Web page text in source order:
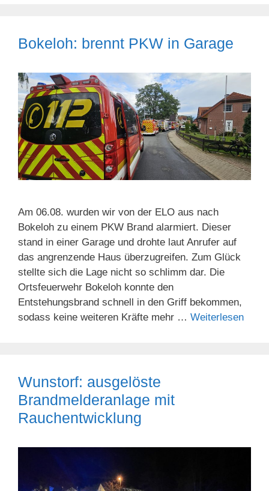
Bokeloh: brennt PKW in Garage
Am 06.08. wurden wir von der ELO aus nach
Bokeloh zu einem PKW Brand alarmiert. Dieser
stand in einer Garage und drohte laut Anrufer auf
das angrenzende Haus überzugreifen. Zum Glück
stellte sich die Lage nicht so schlimm dar. Die
Ortsfeuerwehr Bokeloh konnte den
Entstehungsbrand schnell in den Griff bekommen,
sodass keine weiteren Kräfte mehr … Weiterlesen
Wunstorf: ausgelöste
Brandmelderanlage mit
Rauchentwicklung